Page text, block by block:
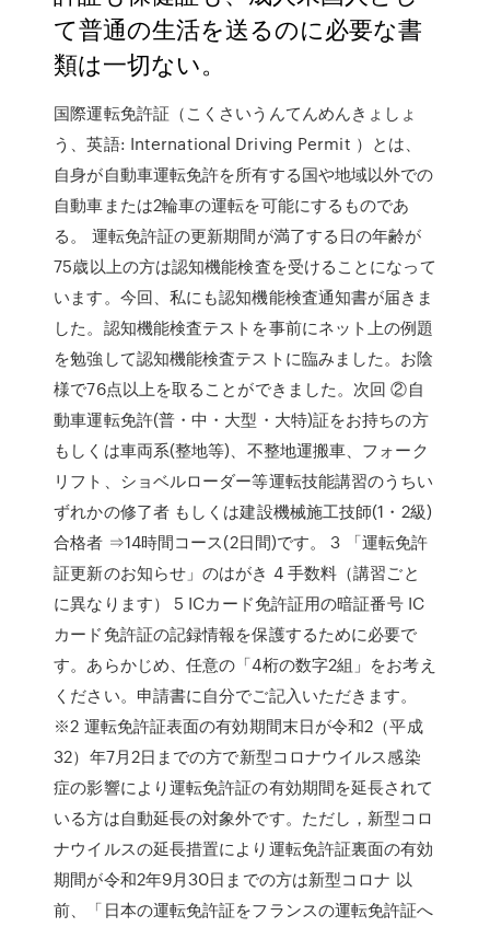
て普通の生活を送るのに必要な書
類は一切ない。
国際運転免許証（こくさいうんてんめんきょしょ
う、英語: International Driving Permit ）とは、
自身が自動車運転免許を所有する国や地域以外での
自動車または2輪車の運転を可能にするものであ
る。 運転免許証の更新期間が満了する日の年齢が
75歳以上の方は認知機能検査を受けることになって
います。今回、私にも認知機能検査通知書が届きま
した。認知機能検査テストを事前にネット上の例題
を勉強して認知機能検査テストに臨みました。お陰
様で76点以上を取ることができました。次回 ②自
動車運転免許(普・中・大型・大特)証をお持ちの方
もしくは車両系(整地等)、不整地運搬車、フォーク
リフト、ショベルローダー等運転技能講習のうちい
ずれかの修了者 もしくは建設機械施工技師(1・2級)
合格者 ⇒14時間コース(2日間)です。 3 「運転免許
証更新のお知らせ」のはがき 4 手数料（講習ごと
に異なります） 5 ICカード免許証用の暗証番号 IC
カード免許証の記録情報を保護するために必要で
す。あらかじめ、任意の「4桁の数字2組」をお考え
ください。申請書に自分でご記入いただきます。
※2 運転免許証表面の有効期間末日が令和2（平成
32）年7月2日までの方で新型コロナウイルス感染
症の影響により運転免許証の有効期間を延長されて
いる方は自動延長の対象外です。ただし，新型コロ
ナウイルスの延長措置により運転免許証裏面の有効
期間が令和2年9月30日までの方は新型コロナ 以
前、「日本の運転免許証をフランスの運転免許証へ